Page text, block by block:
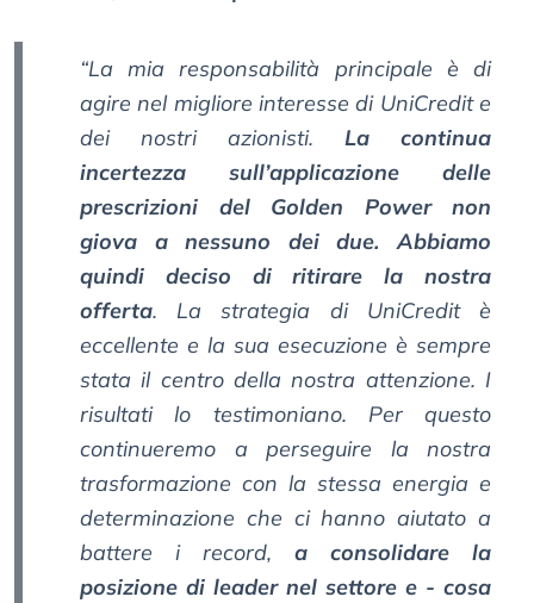
“La mia responsabilità principale è di
agire nel migliore interesse di UniCredit e
dei nostri azionisti. La continua
incertezza sull’applicazione delle
prescrizioni del Golden Power non
giova a nessuno dei due. Abbiamo
quindi deciso di ritirare la nostra
offerta. La strategia di UniCredit è
eccellente e la sua esecuzione è sempre
stata il centro della nostra attenzione. I
risultati lo testimoniano. Per questo
continueremo a perseguire la nostra
trasformazione con la stessa energia e
determinazione che ci hanno aiutato a
battere i record, a consolidare la
posizione di leader nel settore e - cosa